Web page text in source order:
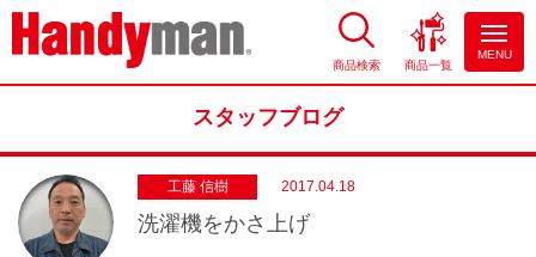
お風呂やキッチンのリフォーム
商品検索 商品一覧
MENU
スタッフブログ
工藤 信樹 2017.04.18
洗濯機をかさ上げ